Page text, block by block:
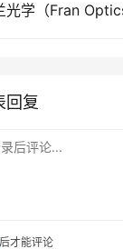
光学（Fran
回复
后评论...
后才能评论